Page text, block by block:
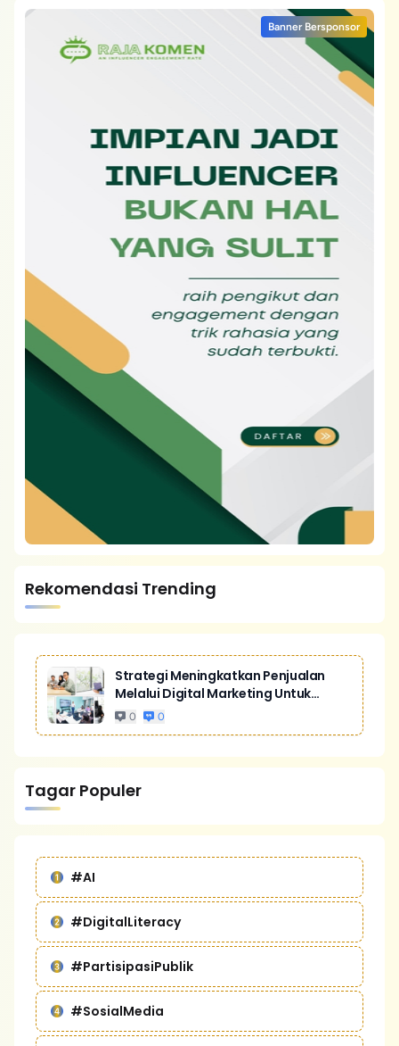
Banner Bersponsor
Rekomendasi Trending
Strategi Meningkatkan Penjualan
Melalui Digital Marketing Untuk
Bisnis Yang Lebih Kompetitif
0 0
Tagar Populer
#AI
#DigitalLiteracy
#PartisipasiPublik
#SosialMedia